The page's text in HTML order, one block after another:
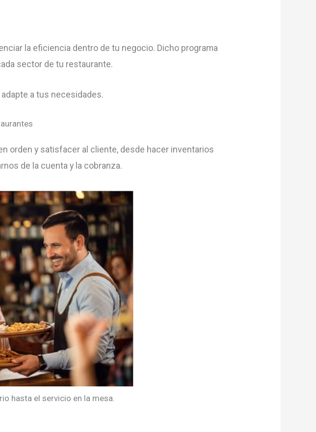
la eficiencia dentro de tu negocio. Dicho programa
sector de tu restaurante.
a tus necesidades.
orden y satisfacer al cliente, desde hacer inventarios
de la cuenta y la cobranza.
hasta el servicio en la mesa.